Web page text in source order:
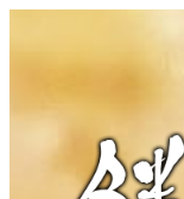
容
ス